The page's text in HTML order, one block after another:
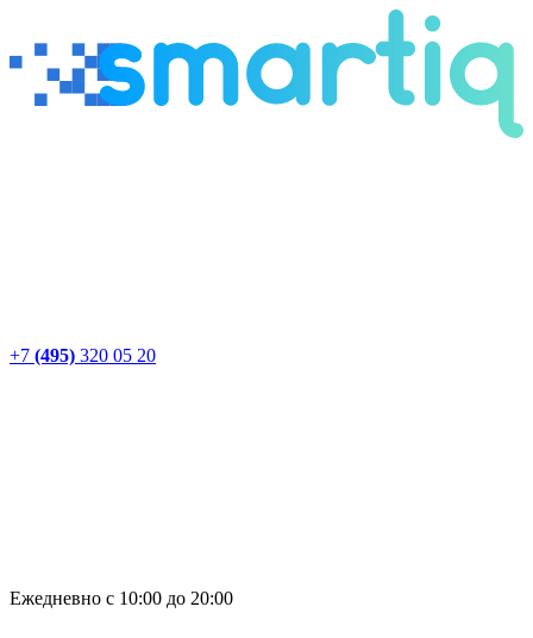
+7 (495) 320 05 20
Ежедневно с 10:00 до 20:00